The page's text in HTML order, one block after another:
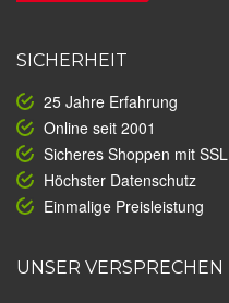
SICHERHEIT
25 Jahre Erfahrung
Online seit 2001
Sicheres Shoppen mit SSL
Höchster Datenschutz
Einmalige Preisleistung
UNSER VERSPRECHEN